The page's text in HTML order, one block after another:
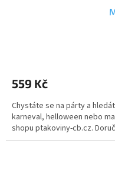
559 Kč
Chystáte se na párty a
karneval, helloween nebo
shopu ptakoviny-cb.cz.